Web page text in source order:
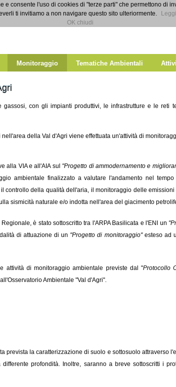
Monitoraggio Tematiche Ambientali
con gli impianti produttivi, le infrastrutture e le reti
della Val d'Agri viene effettuata un'attività di
alla VIA e all'AIA sul "Progetto di ammodernamento e
ambientale finalizzato a valutare l'andamento nel
controllo della qualità dell'aria, il monitoraggio delle
sismicità naturale e/o indotta nell'area del giacimento
è stato sottoscritto tra l'ARPA Basilicata e l'ENI un
di attuazione di un "Progetto di monitoraggio"esteso ad
attività di monitoraggio ambientale previste dal "Protocollo
Ambientale "Val d'Agri".
prevista la caratterizzazione di suolo e sottosuolo attraverso
profondità. Inoltre, saranno a breve sottoscritti i
e consente l'uso di cookies di "terze parti" che permettono di
ti invitiamo a non navigare questo sito ulteriormente.
OK chiudi